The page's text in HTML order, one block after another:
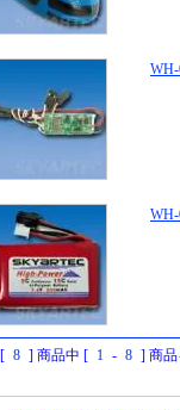
WH-
WH-
8 ] 商品中 [ 1 - 8 ] 商